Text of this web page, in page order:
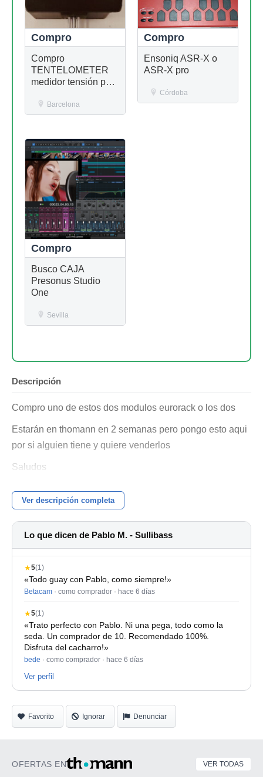
Compro
Compro
TENTELOMETER
medidor tensión para
Barcelona
Compro
Ensoniq ASR-X o
ASR-X pro
Córdoba
Compro
Busco CAJA
Presonus Studio
One
Sevilla
Descripción
Compro uno de estos dos modulos eurorack o los dos
Estarán en thomann en 2 semanas pero pongo esto aqui
por si alguien tiene y quiere venderlos
Saludos
Ver descripción completa
Lo que dicen de Pablo M. - Sullibass
★5(1)
«Todo guay con Pablo, como siempre!»
Betacam · como comprador · hace 6 días
★5(1)
«Trato perfecto con Pablo. Ni una pega, todo como la
seda. Un comprador de 10. Recomendado 100%.
Disfruta del cacharro!»
bede · como comprador · hace 6 días
Ver perfil
Favorito Ignorar Denunciar
OFERTAS EN VER TODAS